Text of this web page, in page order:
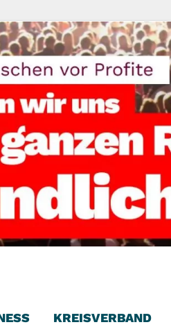
KREISVERBAND